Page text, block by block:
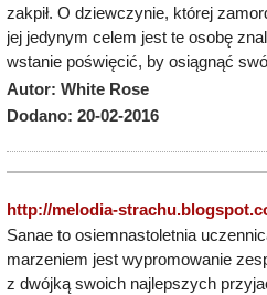
zakpił. O dziewczynie, której
jej jedynym celem jest te osobę
wstanie poświęcić, by osiągnąć
Autor: White Rose
Dodano: 20-02-2016
http://melodia-
Sanae to osiemnastoletnia
marzeniem jest wypromowanie
z dwójką swoich najlepszych